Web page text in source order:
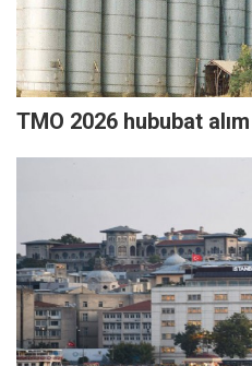
TMO 2026 hububat alım